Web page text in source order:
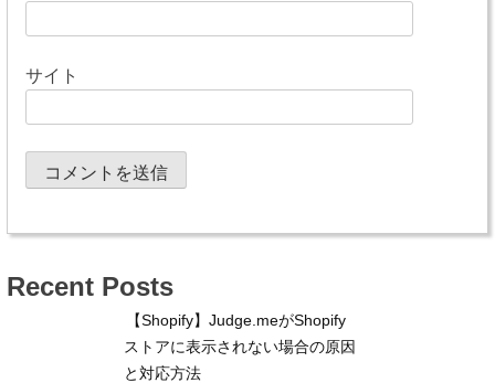
サイト
Recent Posts
【Shopify】Judge.meがShopify
ストアに表示されない場合の原因
と対応方法